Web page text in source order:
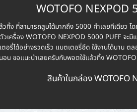
WOTOFO NEXPOD
ทิ้ง ที่สามารถสูบได้มากถึง 5000 คำเลยทีเดียว
ครื่อง WOTOFO NEXPOD 5000 PUFF จะมี
รี่ได้อย่างรวดเร็ว แบตเตอรี่อึด ใช้งานได้นาน
อน ขอแนะนำเลยครับกับพอตใช้แล้วทิ้ง
สินค้าในกล่อง WOTOFO